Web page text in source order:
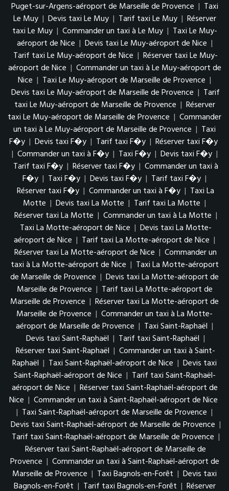
Puget-sur-Argens-aéroport de Marseille de Provence | Taxi
Le Muy | Devis taxi Le Muy | Tarif taxi Le Muy | Réserver
taxi Le Muy | Commander un taxi à Le Muy | Taxi Le Muy-
aéroport de Nice | Devis taxi Le Muy-aéroport de Nice |
Tarif taxi Le Muy-aéroport de Nice | Réserver taxi Le Muy-
aéroport de Nice | Commander un taxi à Le Muy-aéroport de
Nice | Taxi Le Muy-aéroport de Marseille de Provence |
Devis taxi Le Muy-aéroport de Marseille de Provence | Tarif
taxi Le Muy-aéroport de Marseille de Provence | Réserver
taxi Le Muy-aéroport de Marseille de Provence | Commander
un taxi à Le Muy-aéroport de Marseille de Provence | Taxi
F�y | Devis taxi F�y | Tarif taxi F�y | Réserver taxi F�y
| Commander un taxi à F�y | Taxi F�y | Devis taxi F�y |
Tarif taxi F�y | Réserver taxi F�y | Commander un taxi à
F�y | Taxi F�y | Devis taxi F�y | Tarif taxi F�y |
Réserver taxi F�y | Commander un taxi à F�y | Taxi La
Motte | Devis taxi La Motte | Tarif taxi La Motte |
Réserver taxi La Motte | Commander un taxi à La Motte |
Taxi La Motte-aéroport de Nice | Devis taxi La Motte-
aéroport de Nice | Tarif taxi La Motte-aéroport de Nice |
Réserver taxi La Motte-aéroport de Nice | Commander un
taxi à La Motte-aéroport de Nice | Taxi La Motte-aéroport
de Marseille de Provence | Devis taxi La Motte-aéroport de
Marseille de Provence | Tarif taxi La Motte-aéroport de
Marseille de Provence | Réserver taxi La Motte-aéroport de
Marseille de Provence | Commander un taxi à La Motte-
aéroport de Marseille de Provence | Taxi Saint-Raphaël |
Devis taxi Saint-Raphaël | Tarif taxi Saint-Raphaël |
Réserver taxi Saint-Raphaël | Commander un taxi à Saint-
Raphaël | Taxi Saint-Raphaël-aéroport de Nice | Devis taxi
Saint-Raphaël-aéroport de Nice | Tarif taxi Saint-Raphaël-
aéroport de Nice | Réserver taxi Saint-Raphaël-aéroport de
Nice | Commander un taxi à Saint-Raphaël-aéroport de Nice
| Taxi Saint-Raphaël-aéroport de Marseille de Provence |
Devis taxi Saint-Raphaël-aéroport de Marseille de Provence |
Tarif taxi Saint-Raphaël-aéroport de Marseille de Provence |
Réserver taxi Saint-Raphaël-aéroport de Marseille de
Provence | Commander un taxi à Saint-Raphaël-aéroport de
Marseille de Provence | Taxi Bagnols-en-Forêt | Devis taxi
Bagnols-en-Forêt | Tarif taxi Bagnols-en-Forêt | Réserver